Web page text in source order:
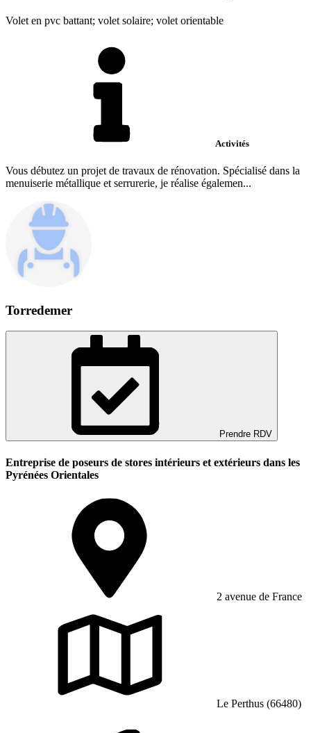
Volet en pvc battant; volet solaire; volet orientable
Activités
Vous débutez un projet de travaux de rénovation. Spécialisé dans la
menuiserie métallique et serrurerie, je réalise égalemen...
Torredemer
Prendre RDV
Entreprise de poseurs de stores intérieurs et extérieurs dans les
Pyrénées Orientales
2 avenue de France
Le Perthus (66480)